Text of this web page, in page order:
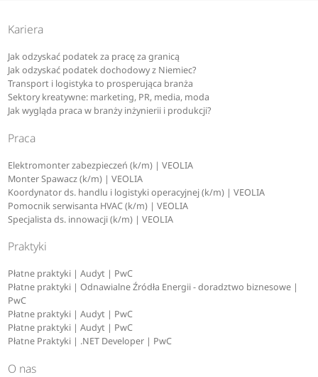
Kariera
Jak odzyskać podatek za pracę za granicą
Jak odzyskać podatek dochodowy z Niemiec?
Transport i logistyka to prosperująca branża
Sektory kreatywne: marketing, PR, media, moda
Jak wygląda praca w branży inżynierii i produkcji?
Praca
Elektromonter zabezpieczeń (k/m) | VEOLIA
Monter Spawacz (k/m) | VEOLIA
Koordynator ds. handlu i logistyki operacyjnej (k/m) | VEOLIA
Pomocnik serwisanta HVAC (k/m) | VEOLIA
Specjalista ds. innowacji (k/m) | VEOLIA
Praktyki
Płatne praktyki | Audyt | PwC
Płatne praktyki | Odnawialne Źródła Energii - doradztwo biznesowe |
PwC
Płatne praktyki | Audyt | PwC
Płatne praktyki | Audyt | PwC
Płatne Praktyki | .NET Developer | PwC
O nas